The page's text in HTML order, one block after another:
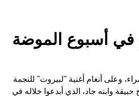
أسبوع الموضة
وعلى أنغام أغنية "لبيروت" للنجمة
وابنه جاد، الذي أبدعوا خلاله في